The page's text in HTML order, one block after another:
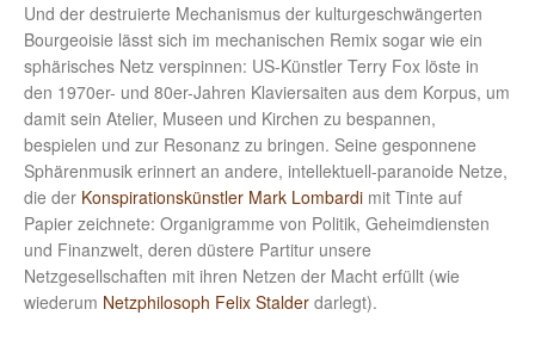
Und der destruierte Mechanismus der kulturgeschwängerten
Bourgeoisie lässt sich im mechanischen Remix sogar wie ein
sphärisches Netz verspinnen: US-Künstler Terry Fox löste in
den 1970er- und 80er-Jahren Klaviersaiten aus dem Korpus, um
damit sein Atelier, Museen und Kirchen zu bespannen,
bespielen und zur Resonanz zu bringen. Seine gesponnene
Sphärenmusik erinnert an andere, intellektuell-paranoide Netze,
die der Konspirationskünstler Mark Lombardi mit Tinte auf
Papier zeichnete: Organigramme von Politik, Geheimdiensten
und Finanzwelt, deren düstere Partitur unsere
Netzgesellschaften mit ihren Netzen der Macht erfüllt (wie
wiederum Netzphilosoph Felix Stalder darlegt).